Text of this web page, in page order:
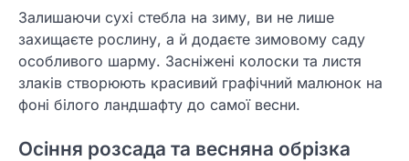
Залишаючи сухі стебла на зиму, ви не лише
захищаєте рослину, а й додаєте зимовому саду
особливого шарму. Засніжені колоски та листя
злаків створюють красивий графічний малюнок на
фоні білого ландшафту до самої весни.
Осіння розсада та весняна обрізка